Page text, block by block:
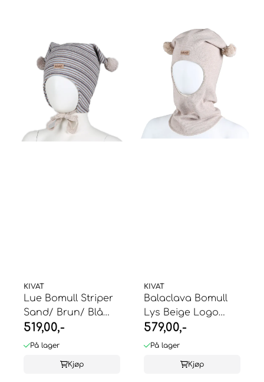
KIVAT
Lue Bomull Striper
Sand/ Brun/ Blå
Logo Kivat
519,00,-
På lager
Kjøp
KIVAT
Balaclava Bomull
Lys Beige Logo
Kivat
579,00,-
På lager
Kjøp